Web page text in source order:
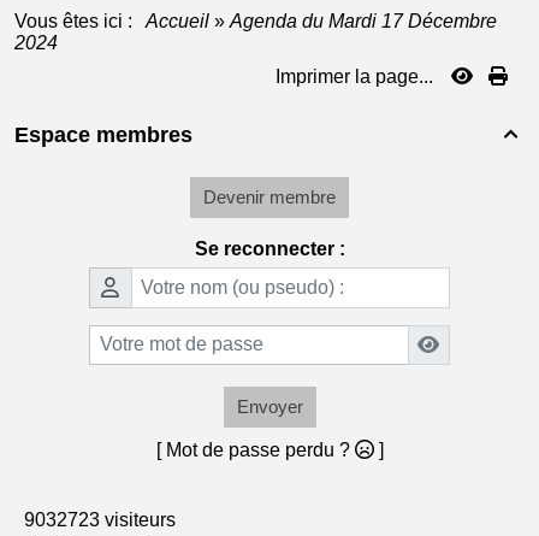
Vous êtes ici : Accueil » Agenda du Mardi 17 Décembre
2024
Imprimer la page...

Espace membres
Devenir membre
Se reconnecter :
Envoyer
[ Mot de passe perdu ? ]
9032723 visiteurs